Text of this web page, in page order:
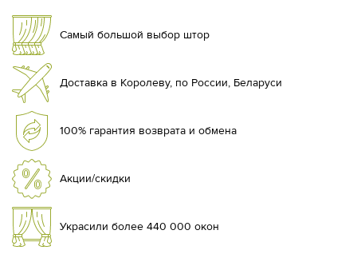
Самый большой выбор штор
Доставка в Королеву, по России, Беларуси
100% гарантия возврата и обмена
Акции/скидки
Украсили более 440 000 окон